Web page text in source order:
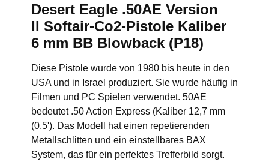
Desert Eagle .50AE Version
II Softair-Co2-Pistole Kaliber
6 mm BB Blowback (P18)
Diese Pistole wurde von 1980 bis heute in den
USA und in Israel produziert. Sie wurde häufig in
Filmen und PC Spielen verwendet. 50AE
bedeutet .50 Action Express (Kaliber 12,7 mm
(0,5'). Das Modell hat einen repetierenden
Metallschlitten und ein einstellbares BAX
System, das für ein perfektes Trefferbild sorgt.